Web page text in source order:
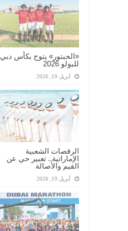
«الحبتور» يتوج بكأس دبي
للبولو 2026
أبريل 19, 2026
الرقصات الشعبية
الإماراتية.. تعبير حي عن
القيم والأصالة
أبريل 19, 2026